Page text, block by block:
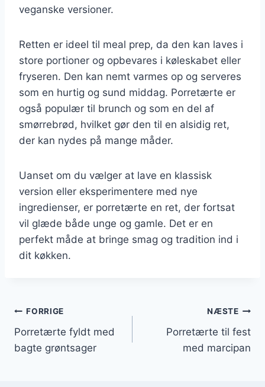
veganske versioner.
Retten er ideel til meal prep, da den kan laves i
store portioner og opbevares i køleskabet eller
fryseren. Den kan nemt varmes op og serveres
som en hurtig og sund middag. Porretærte er
også populær til brunch og som en del af
smørrebrød, hvilket gør den til en alsidig ret,
der kan nydes på mange måder.
Uanset om du vælger at lave en klassisk
version eller eksperimentere med nye
ingredienser, er porretærte en ret, der fortsat
vil glæde både unge og gamle. Det er en
perfekt måde at bringe smag og tradition ind i
dit køkken.
Indlægsnavigation
FORRIGE
Porretærte fyldt med
bagte grøntsager
NÆSTE
Porretærte til fest
med marcipan